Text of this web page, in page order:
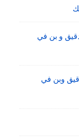
دقيق و بن في
وبن في